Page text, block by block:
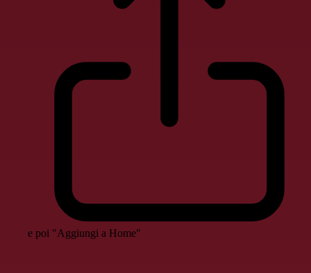
e poi "Aggiungi a Home"